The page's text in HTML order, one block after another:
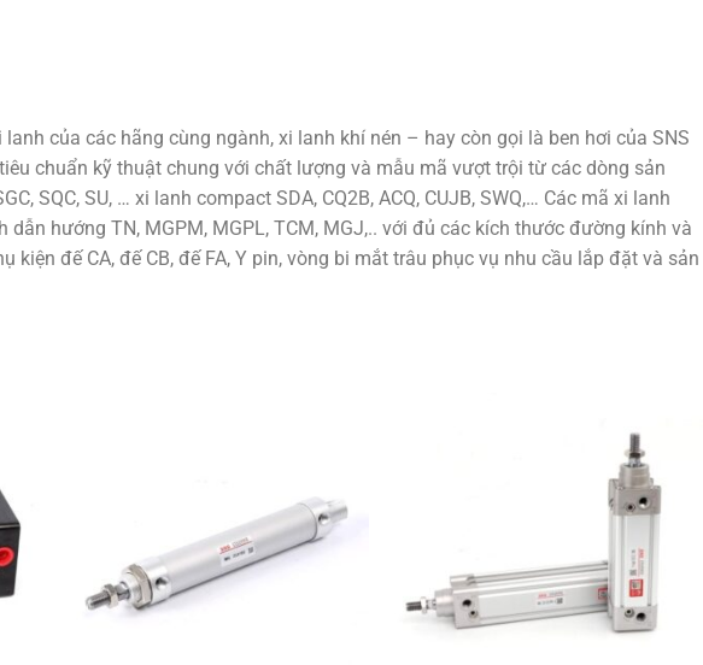
của các hãng cùng ngành, xi lanh khí nén – hay còn gọi là ben hơi của SNS
chuẩn kỹ thuật chung với chất lượng và mẫu mã vượt trội từ các dòng sản
SQC, SU, … xi lanh compact SDA, CQ2B, ACQ, CUJB, SWQ,… Các mã xi lanh
dẫn hướng TN, MGPM, MGPL, TCM, MGJ,.. với đủ các kích thước đường kính và
kiện đế CA, đế CB, đế FA, Y pin, vòng bi mắt trâu phục vụ nhu cầu lắp đặt và sản